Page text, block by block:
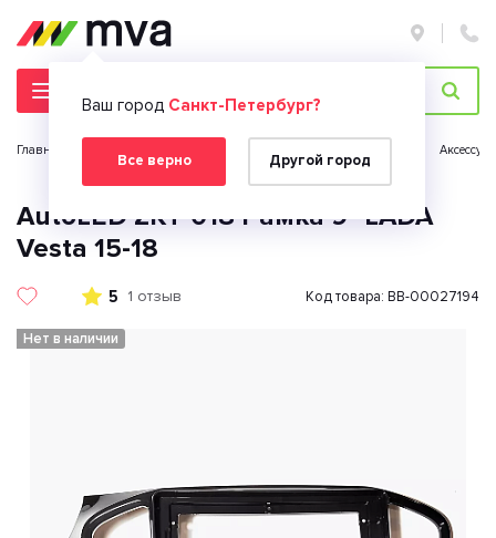
Ваш город Санкт-Петербург?
Все верно Другой город
Главная страница
AutoLED ZKT-018 Рамка 9" LADA
Vesta 15-18
5 1 отзыв Код товара: BB-00027194
Нет в наличии